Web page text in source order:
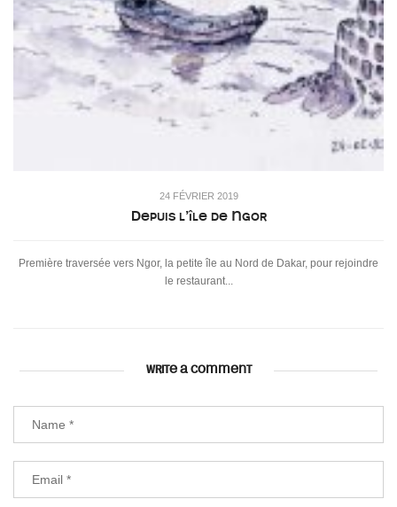
24 FÉVRIER 2019
Depuis l’île de Ngor
Première traversée vers Ngor, la petite île au Nord de Dakar, pour rejoindre
le restaurant...
WRITE A COMMENT